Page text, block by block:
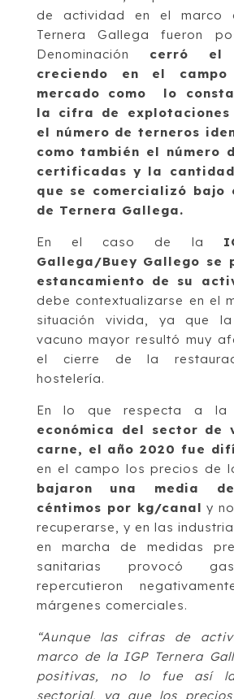
de actividad en el marco
Ternera Gallega fueron
Denominación cerró el
creciendo en el
mercado como lo
la cifra de
el número de terneros
como también el número
certificadas y la
que se comercializó bajo
de Ternera Gallega.
En el caso de la
Gallega/Buey Gallego se
estancamiento de su
debe contextualizarse en el
situación vivida, ya que
vacuno mayor resultó muy
el cierre de la
hostelería.
En lo que respecta a la
económica del sector de
carne, el año 2020 fue
en el campo los precios de
bajaron una media
céntimos por kg/canal y
recuperarse, y en las
en marcha de medidas
sanitarias provocó
repercutieron
márgenes comerciales.
“Aunque las cifras de
marco de la IGP Ternera
positivas, no lo fue así
sectorial, ya que los